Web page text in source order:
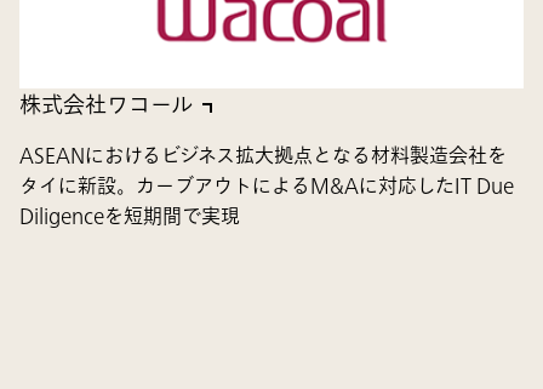
株式会社ワコール
ASEANにおけるビジネス拡大拠点となる材料製造会社を
タイに新設。カーブアウトによるM&Aに対応したIT Due
Diligenceを短期間で実現